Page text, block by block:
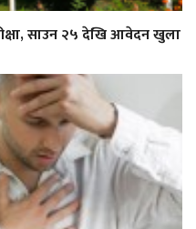
साउन २५ देखि आवेदन खुला